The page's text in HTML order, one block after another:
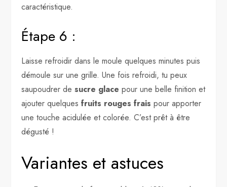
caractéristique.
Étape 6 :
Laisse refroidir dans le moule quelques minutes puis
démoule sur une grille. Une fois refroidi, tu peux
saupoudrer desucre glace pour une belle finition et
ajouter quelquesfruits rouges frais pour apporter
une touche acidulée et colorée. C’est prêt à être
dégusté !
Variantes et astuces